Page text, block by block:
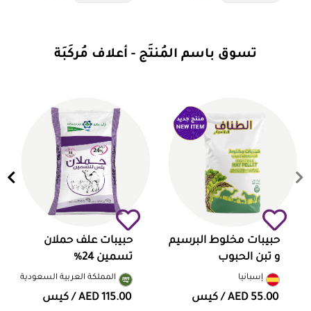
تسوق باسم المُنتَج - أعلاف مُركَبَة
حبيبات مخلوط البرسيم
و تبن الحبوب
إسبانيا
AED 55.00 / كيس
حبيبات علف حملان
تسمين 24%
المملكة العربية السعودية
AED 115.00/ كيس